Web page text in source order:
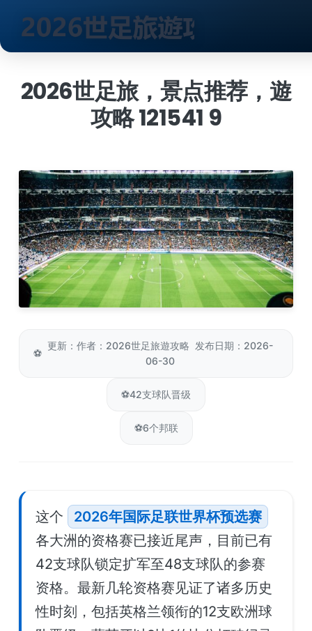
2026世足旅，景点推荐，遊
攻略 121541 9
⚽
更新：作者：2026世足旅遊攻略 发布日期：2026-
06-30
⚽42支球队晋级
⚽6个邦联
这个
2026年国际足联世界杯预选赛
各大洲的资格赛已接近尾声，目前已有
42支球队锁定扩军至48支球队的参赛
资格。最新几轮资格赛见证了诸多历史
性时刻，包括英格兰领衔的12支欧洲球